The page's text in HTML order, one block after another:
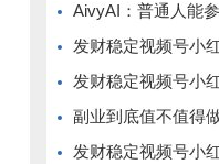
AivyAI：普通人能参与的AI风口
发财稳定视频号小红书点赞，全
发财稳定视频号小红书点赞，全
副业到底值不值得做，抖音黑科技
发财稳定视频号小红书点赞，全